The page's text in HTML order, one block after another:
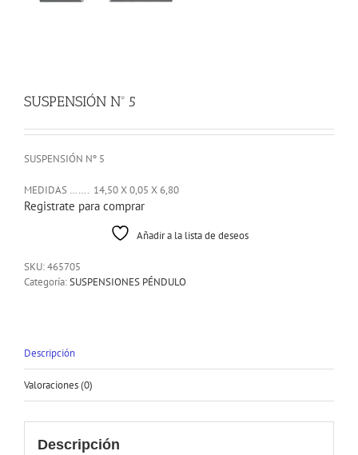
SUSPENSIÓN Nº 5
SUSPENSIÓN Nº 5
MEDIDAS ……. 14,50 X 0,05 X 6,80
Registrate para comprar
Añadir a la lista de deseos
SKU:465705
Categoría:SUSPENSIONES PÉNDULO
Descripción
Valoraciones (0)
Descripción